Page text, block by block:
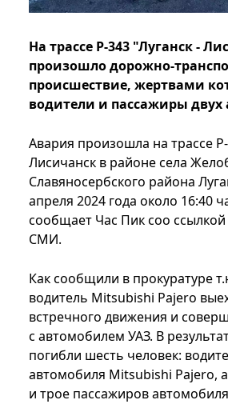
На трассе Р-343 "Луганск -
произошло дорожно-
происшествие, жертвами
водители и пассажиры
Авария произошла на трассе
Лисичанск в районе села
Славяносербского района
апреля 2024 года около 16:40
сообщает Час Пик соо
СМИ.
Как сообщили в прокуратуре
водитель Mitsubishi Pajero
встречного движения и
с автомобилем УАЗ. В
погибли шесть человек:
автомобиля Mitsubishi Pajero,
и трое пассажиров